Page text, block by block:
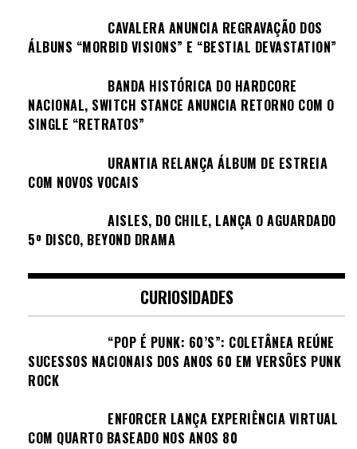
CAVALERA ANUNCIA REGRAVAÇÃO DOS
ÁLBUNS “MORBID VISIONS” E “BESTIAL DEVASTATION”
BANDA HISTÓRICA DO HARDCORE
NACIONAL, SWITCH STANCE ANUNCIA RETORNO COM O
SINGLE “RETRATOS”
URANTIA RELANÇA ÁLBUM DE ESTREIA
COM NOVOS VOCAIS
AISLES, DO CHILE, LANÇA O AGUARDADO
5º DISCO, BEYOND DRAMA
CURIOSIDADES
“POP É PUNK: 60’S”: COLETÂNEA REÚNE
SUCESSOS NACIONAIS DOS ANOS 60 EM VERSÕES PUNK
ROCK
ENFORCER LANÇA EXPERIÊNCIA VIRTUAL
COM QUARTO BASEADO NOS ANOS 80